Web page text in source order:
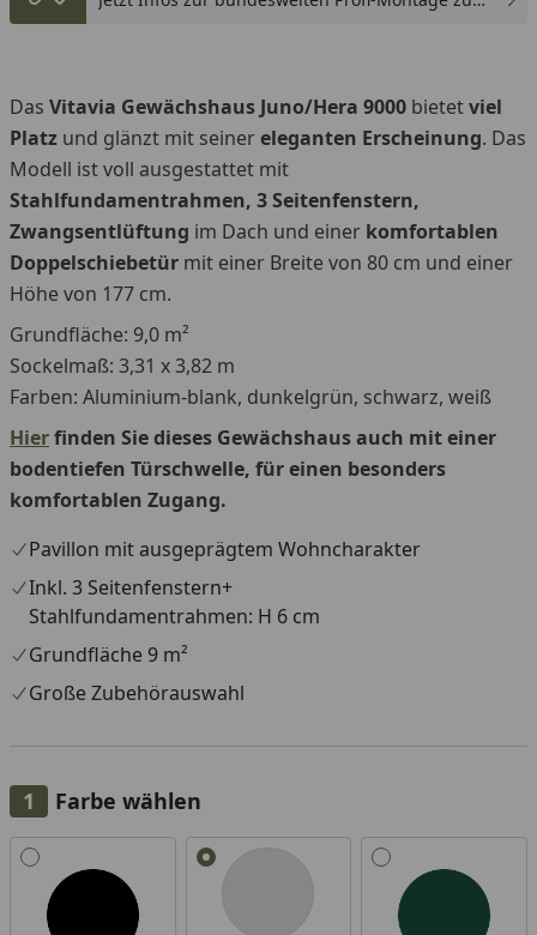
Das Vitavia Gewächshaus Juno/Hera 9000 bietetviel
Platz und glänzt mit seinereleganten Erscheinung. Das
Modell ist voll ausgestattet mit
Stahlfundamentrahmen, 3 Seitenfenstern,
Zwangsentlüftung im Dach und einer komfortablen
Doppelschiebetür mit einer Breite von 80 cm und einer
Höhe von 177 cm.
Grundfläche: 9,0 m²
Sockelmaß: 3,31 x 3,82 m
Farben: Aluminium-blank, dunkelgrün, schwarz, weiß
Hierfinden Sie dieses Gewächshaus auch mit einer
bodentiefen Türschwelle, für einen besonders
komfortablen Zugang.
Pavillon mit ausgeprägtem Wohncharakter
Inkl. 3 Seitenfenstern+
Stahlfundamentrahmen: H 6 cm
Grundfläche 9 m²
Große Zubehörauswahl
Farbe wählen
Alle anzeigen (4)